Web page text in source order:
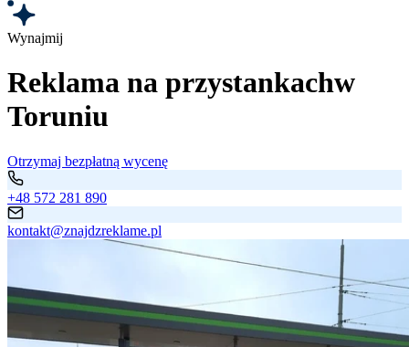
Wynajmij
Reklama na przystankachw
Toruniu
Otrzymaj bezpłatną wycenę
+48 572 281 890
kontakt@znajdzreklame.pl